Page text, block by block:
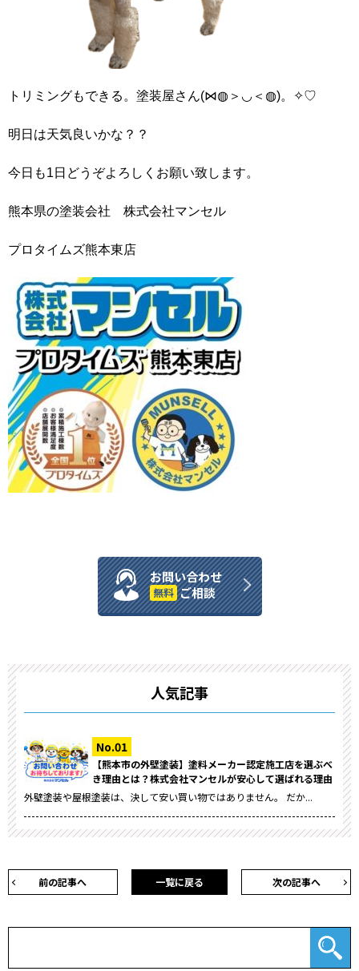
トリミングもできる。塗装屋さん(⋈◍＞◡＜◍)。✧♡
明日は天気良いかな？？
今日も1日どうぞよろしくお願い致します。
熊本県の塗装会社 株式会社マンセル
プロタイムズ熊本東店
お問い合わせ
無料 ご相談
人気記事
【熊本市の外壁塗装】塗料メーカー認定施工店を選ぶべ
き理由とは？株式会社マンセルが安心して選ばれる理由
外壁塗装や屋根塗装は、決して安い買い物ではありません。 だか...
前の記事へ 次の記事へ
一覧に戻る